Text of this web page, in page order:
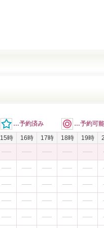
…予約済み
…予約可能
15時 16時 17時 18時 19時